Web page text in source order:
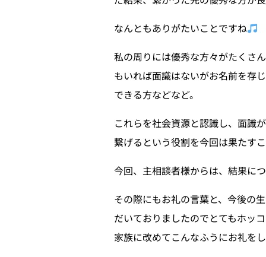
なんともありがたいことですね
私の周りには優秀な方々がたくさ
もいれば面識はないがお名前を存
できる方などなど。
これらを社会資源と認識し、面識
繋げるという役割を今回は果たす
今回、主相談者様からは、結果に
その際にもお礼の言葉と、今後の
だいておりましたのでとてもホッ
家族に改めてこんなふうにお礼を